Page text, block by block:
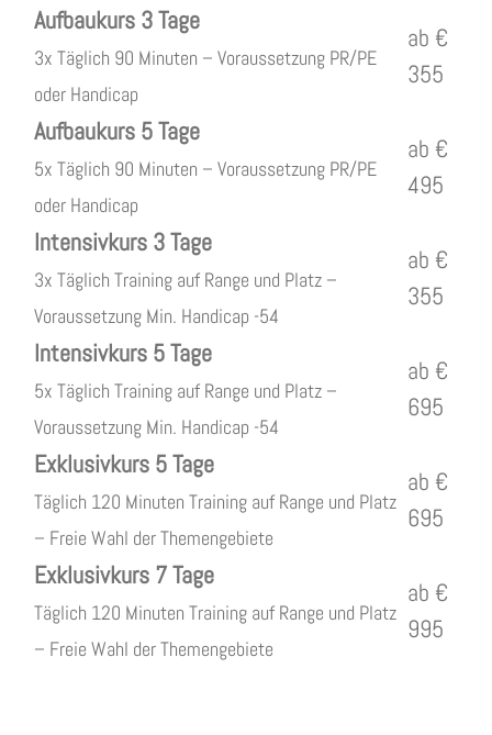
Aufbaukurs 3 Tage
3x Täglich 90 Minuten – Voraussetzung PR/PE
oder Handicap
ab €
355
Aufbaukurs 5 Tage
5x Täglich 90 Minuten – Voraussetzung PR/PE
oder Handicap
ab €
495
Intensivkurs 3 Tage
3x Täglich Training auf Range und Platz –
Voraussetzung Min. Handicap -54
ab €
355
Intensivkurs 5 Tage
5x Täglich Training auf Range und Platz –
Voraussetzung Min. Handicap -54
ab €
695
Exklusivkurs 5 Tage
Täglich 120 Minuten Training auf Range und Platz
– Freie Wahl der Themengebiete
ab €
695
Exklusivkurs 7 Tage
Täglich 120 Minuten Training auf Range und Platz
– Freie Wahl der Themengebiete
ab €
995